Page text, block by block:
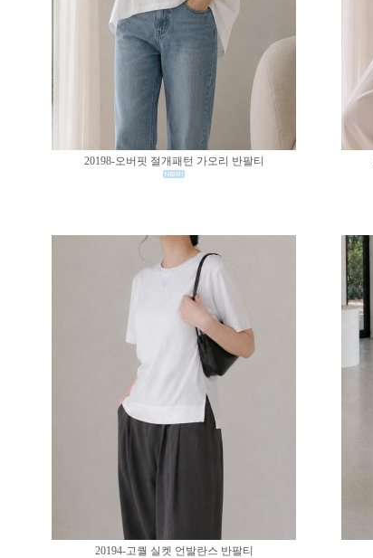
20198-오버핏 절개패턴 가오리 반팔티
20194-고퀄 실켓 언발란스 반팔티